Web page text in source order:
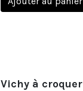
Vichy à croquer